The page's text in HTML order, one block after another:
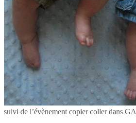
suivi de l’évènement copier coller dans GA